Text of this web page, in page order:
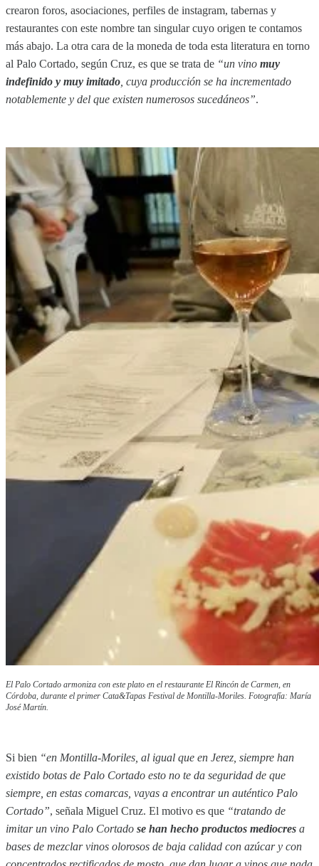
crearon foros, asociaciones, perfiles de instagram, tabernas y
restaurantes con este nombre tan singular cuyo origen te contamos
más abajo. La otra cara de la moneda de toda esta literatura en torno
al Palo Cortado, según Cruz, es que se trata de “un vino muy
indefinido y muy imitado , cuya producción se ha incrementado
notablemente y del que existen numerosos sucedáneos”.
El Palo Cortado armoniza con este plato en el restaurante El Rincón de Carmen, en
Córdoba, durante el primer Cata&Tapas Festival de Montilla-Moriles. Fotografía: María
José Martín.
Si bien “en Montilla-Moriles, al igual que en Jerez, siempre han
existido botas de Palo Cortado esto no te da seguridad de que
siempre, en estas comarcas, vayas a encontrar un auténtico Palo
Cortado”, señala Miguel Cruz. El motivo es que “tratando de
imitar un vino Palo Cortado se han hecho productos mediocres a
bases de mezclar vinos olorosos de baja calidad con azúcar y con